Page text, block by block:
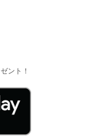
ント！